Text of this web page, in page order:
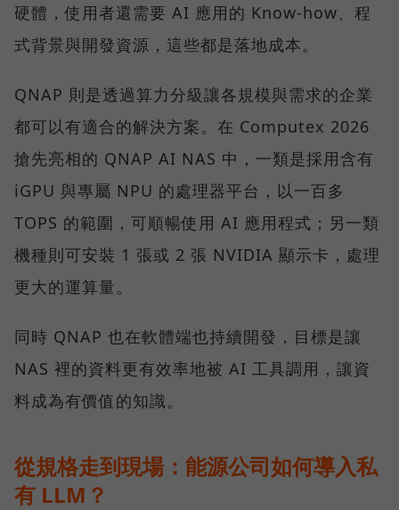
硬體，使用者還需要 AI 應用的 Know-how、程
式背景與開發資源，這些都是落地成本。
QNAP 則是透過算力分級讓各規模與需求的企業
都可以有適合的解決方案。在 Computex 2026
搶先亮相的 QNAP AI NAS 中，一類是採用含有
iGPU 與專屬 NPU 的處理器平台，以一百多
TOPS 的範圍，可順暢使用 AI 應用程式；另一類
機種則可安裝 1 張或 2 張 NVIDIA 顯示卡，處理
更大的運算量。
同時 QNAP 也在軟體端也持續開發，目標是讓
NAS 裡的資料更有效率地被 AI 工具調用，讓資
料成為有價值的知識。
從規格走到現場：能源公司如何導入私
有 LLM？